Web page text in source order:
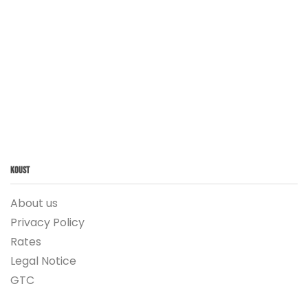
Koust
About us
Privacy Policy
Rates
Legal Notice
GTC